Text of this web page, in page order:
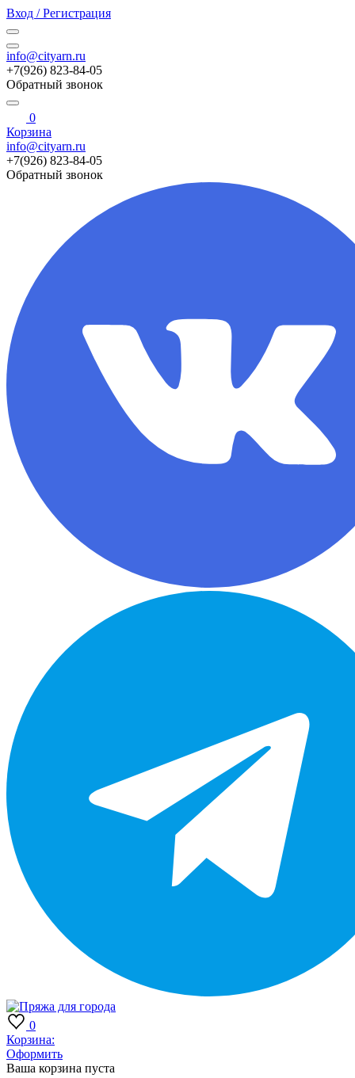
Вход / Регистрация
info@cityarn.ru
+7(926) 823-84-05
Обратный звонок
0
Корзина
info@cityarn.ru
+7(926) 823-84-05
Обратный звонок
0
Корзина:
Оформить
Ваша корзина пуста